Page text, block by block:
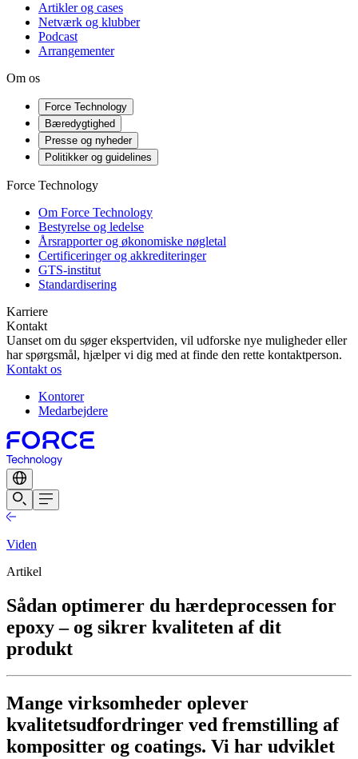
Artikler og cases
Netværk og klubber
Podcast
Arrangementer
Om os
Force Technology
Bæredygtighed
Presse og nyheder
Politikker og guidelines
Force Technology
Om Force Technology
Bestyrelse og ledelse
Årsrapporter og økonomiske nøgletal
Certificeringer og akkrediteringer
GTS-institut
Standardisering
Karriere
Kontakt
Uanset om du søger ekspertviden, vil udforske nye muligheder eller
har spørgsmål, hjælper vi dig med at finde den rette kontaktperson.
Kontakt os
Kontorer
Medarbejdere
Viden
Artikel
Sådan optimerer du hærdeprocessen for
epoxy – og sikrer kvaliteten af dit
produkt
Mange virksomheder oplever
kvalitetsudfordringer ved fremstilling af
kompositter og coatings. Vi har udviklet